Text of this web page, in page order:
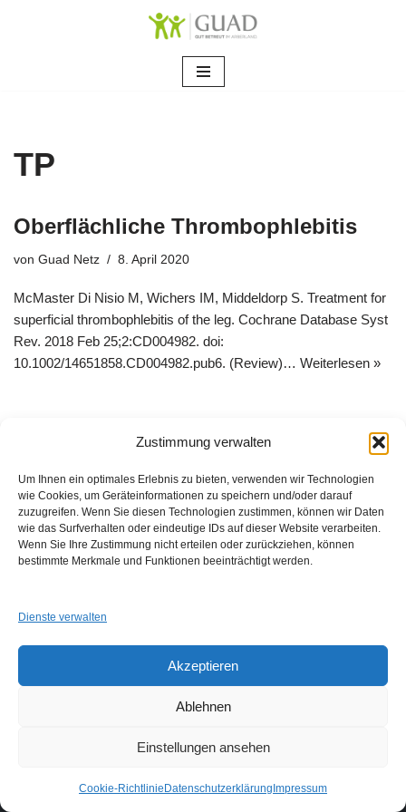
Zustimmung verwalten
Um Ihnen ein optimales Erlebnis zu bieten, verwenden wir Technologien
wie Cookies, um Geräteinformationen zu speichern und/oder darauf
zuzugreifen. Wenn Sie diesen Technologien zustimmen, können wir Daten
wie das Surfverhalten oder eindeutige IDs auf dieser Website verarbeiten.
Wenn Sie Ihre Zustimmung nicht erteilen oder zurückziehen, können
bestimmte Merkmale und Funktionen beeinträchtigt werden.
Dienste verwalten
Akzeptieren
Ablehnen
Einstellungen ansehen
Cookie-Richtlinie Datenschutzerklärung Impressum
TP
Oberflächliche Thrombophlebitis
von Guad Netz 8. April 2020
McMaster Di Nisio M, Wichers IM, Middeldorp S. Treatment for
superficial thrombophlebitis of the leg. Cochrane Database Syst
Rev. 2018 Feb 25;2:CD004982. doi:
10.1002/14651858.CD004982.pub6. (Review)… Weiterlesen »
GUAD e.V.
info@guad-netz.de
Impressum Datenschutzerklärung
Neve| Präsentiert vonWordPress